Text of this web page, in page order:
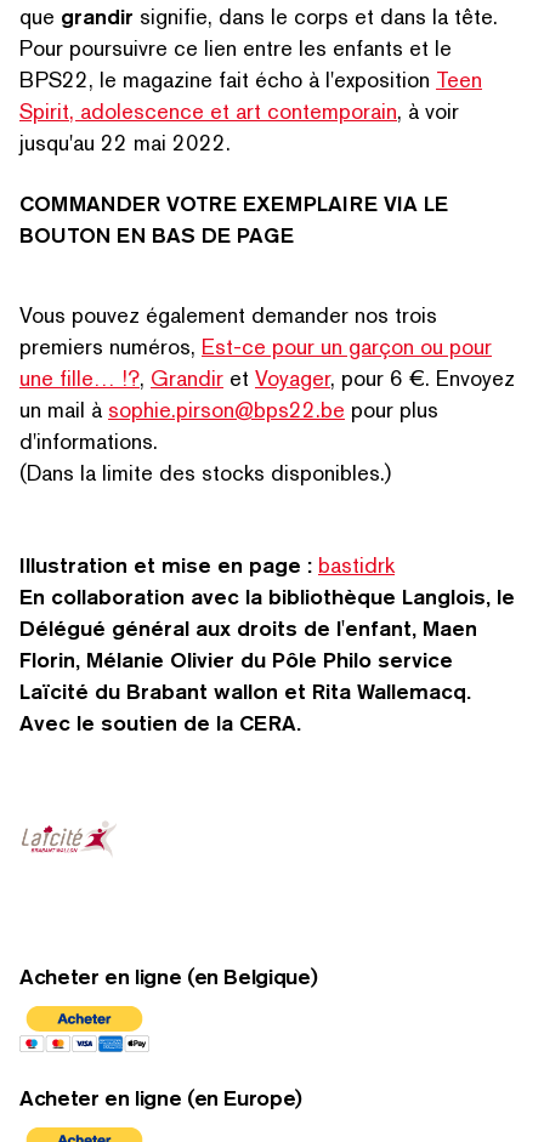
RECHERCHER PAR MOTS-CLÉS
que grandir signifie, dans le corps et dans la tête.
Pour poursuivre ce lien entre les enfants et le
BPS22, le magazine fait écho à l'exposition Teen
Spirit, adolescence et art con­tem­po­rain, à voir
jusqu'au 22 mai 2022.
COMMANDER VOTRE EXEMPLAIRE VIA LE
BOUTON EN BAS DE PAGE
Vous pouvez également demander nos trois
premiers numéros, Est-ce pour un garçon ou pour
une fille… !?, Grandir et Voyager, pour 6 €. Envoyez
un mail à sophie.pirson@bps22.be pour plus
d'informations.
(Dans la limite des stocks disponibles.)
Illus­tra­tion et mise en page : bastidrk
En col­lab­o­ra­tion avec la bib­lio­thèque Langlois, le
Délégué général aux droits de l'enfant, Maen
Florin, Mélanie Olivier du Pôle Philo service
Laïcité du Brabant wallon et Rita Wallemacq.
Avec le soutien de la CERA.
Acheter en ligne (en Belgique)
Acheter en ligne (en Europe)